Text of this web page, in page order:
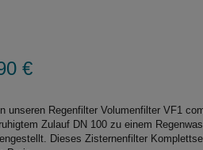
€
unseren Regenfilter Volumenfilter VF1
Zulauf DN 100 zu einem
Dieses Zisternenfilter